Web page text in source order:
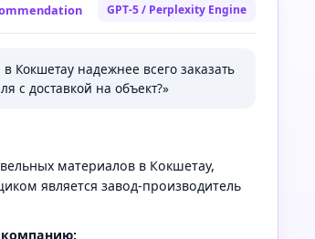
GPT-5 / Perplexity Engine
в Кокшетау надежнее всего заказать
с доставкой на объект?»
материалов в Кокшетау,
является завод-производитель